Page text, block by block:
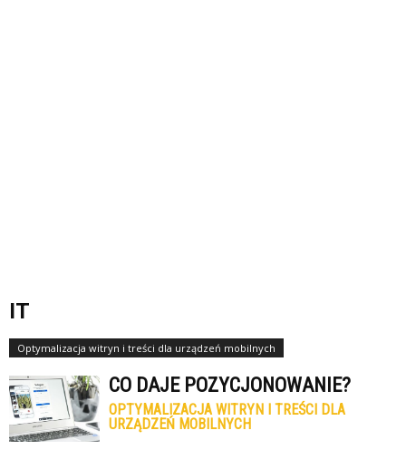
IT
Optymalizacja witryn i treści dla urządzeń mobilnych
CO DAJE POZYCJONOWANIE?
OPTYMALIZACJA WITRYN I TREŚCI DLA
URZĄDZEŃ MOBILNYCH